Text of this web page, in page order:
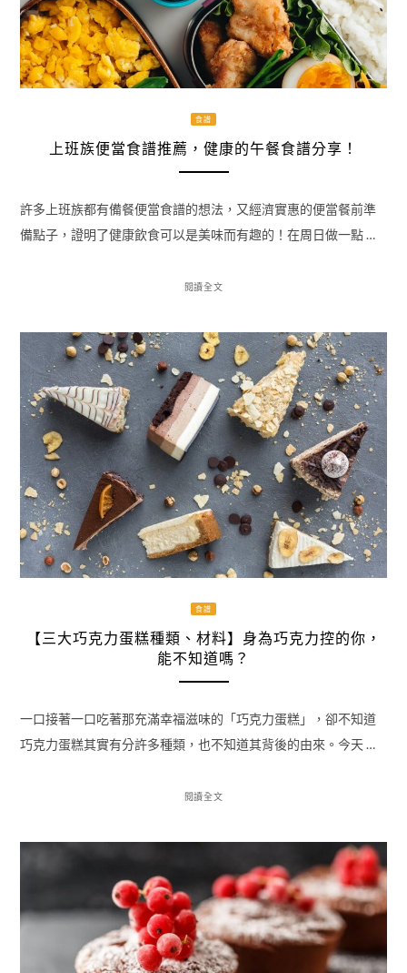
食譜
上班族便當食譜推薦，健康的午餐食譜分享！
許多上班族都有備餐便當食譜的想法，又經濟實惠的便當餐前準
備點子，證明了健康飲食可以是美味而有趣的！在周日做一點 …
閱讀全文
食譜
【三大巧克力蛋糕種類、材料】身為巧克力控的你，
能不知道嗎？
一口接著一口吃著那充滿幸福滋味的「巧克力蛋糕」，卻不知道
巧克力蛋糕其實有分許多種類，也不知道其背後的由來。今天 …
閱讀全文